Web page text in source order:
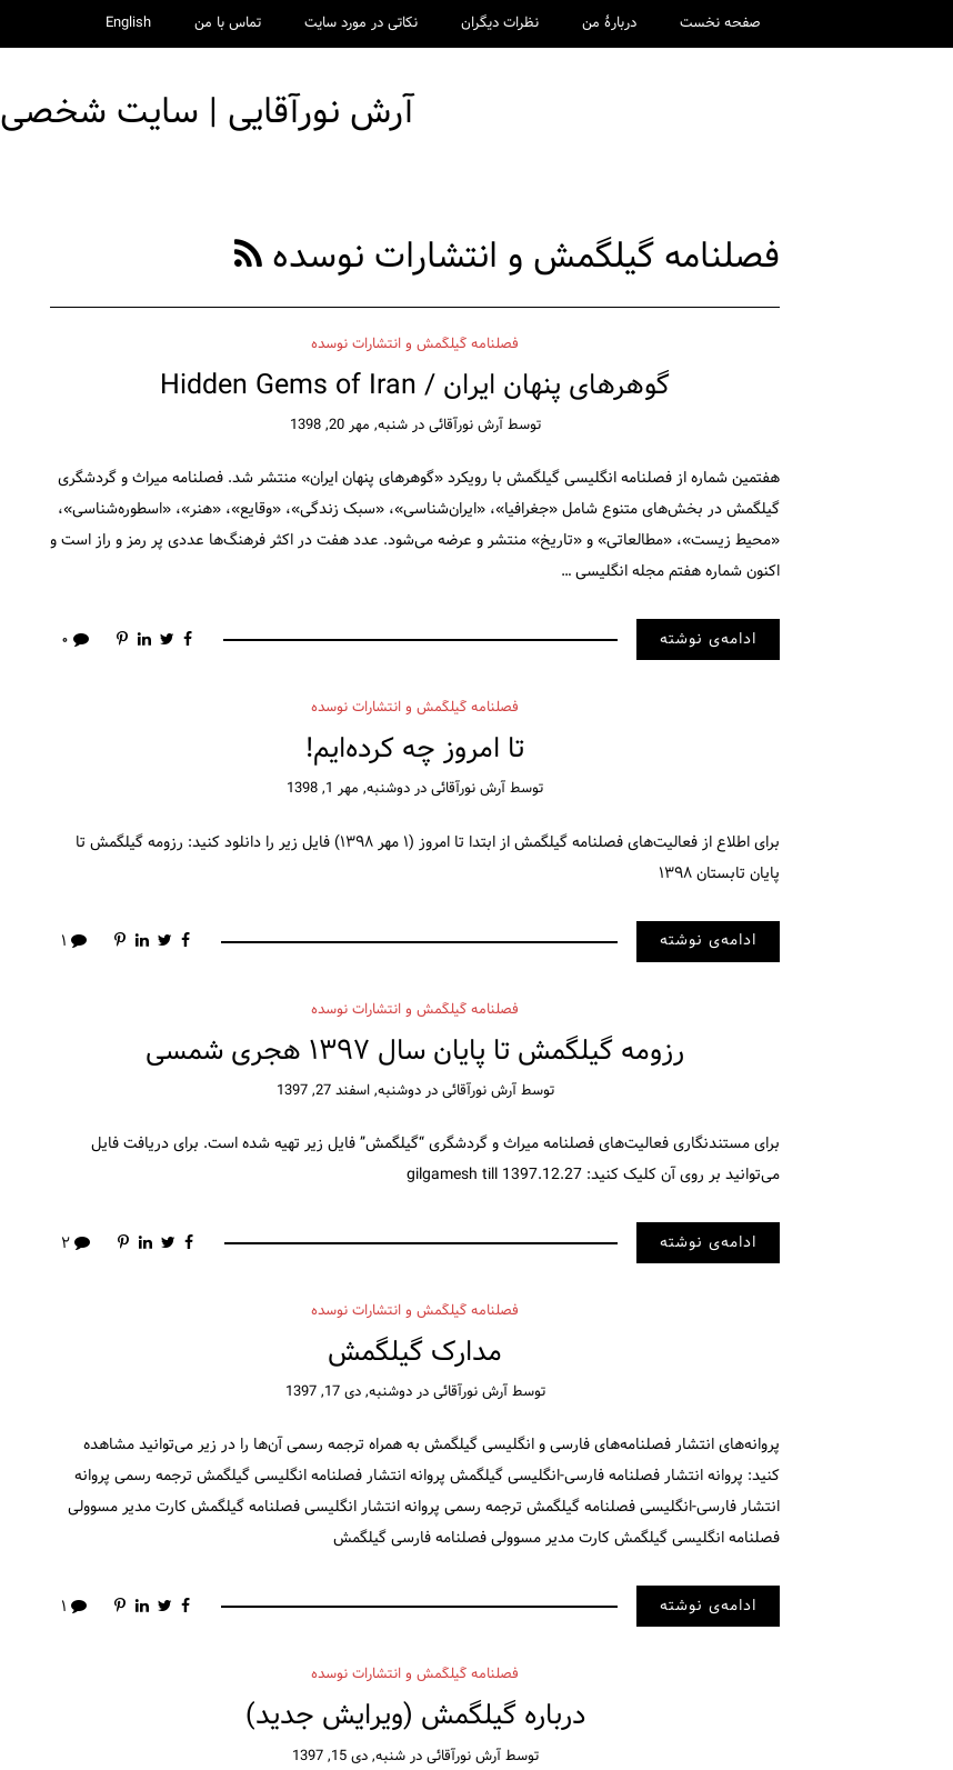
صفحه نخست دربارۀ من نظرات دیگران نکاتی در مورد سایت تماس با من English
آرش نورآقایی | سایت شخصی
فصلنامه گیلگمش و انتشارات نوسده
فصلنامه گیلگمش و انتشارات نوسده
گوهرهای پنهان ایران / Hidden Gems of Iran
توسطآرش نورآقائی درشنبه, مهر 20, 1398
هفتمین شماره از فصلنامه انگلیسی گیلگمش با رویکرد «گوهرهای پنهان ایران» منتشر شد. فصلنامه میراث و گردشگری
گیلگمش در بخش‌های متنوع شامل «جغرافیا»، «ایران‌شناسی»، «سبک زندگی»، «وقایع»، «هنر»، «اسطوره‌شناسی»،
«محیط زیست»، «مطالعاتی» و «تاریخ» منتشر و عرضه می‌شود. عدد هفت در اکثر فرهنگ‌ها عددی پر رمز و راز است و
اکنون شماره هفتم مجله انگلیسی …
ادامه‌ی نوشته ۰
فصلنامه گیلگمش و انتشارات نوسده
تا امروز چه کرده‌ایم!
توسطآرش نورآقائیدردوشنبه, مهر 1, 1398
برای اطلاع از فعالیت‌های فصلنامه گیلگمش از ابتدا تا امروز (۱ مهر ۱۳۹۸) فایل زیر را دانلود کنید: رزومه گیلگمش تا
پایان تابستان ۱۳۹۸
ادامه‌ی نوشته ۱
فصلنامه گیلگمش و انتشارات نوسده
رزومه گیلگمش تا پایان سال ۱۳۹۷ هجری شمسی
توسطآرش نورآقائی دردوشنبه, اسفند 27, 1397
برای مستندنگاری فعالیت‌های فصلنامه میراث و گردشگری “گیلگمش” فایل زیر تهیه شده است. برای دریافت فایل
می‌توانید بر روی آن کلیک کنید: gilgamesh till 1397.12.27
ادامه‌ی نوشته ۲
فصلنامه گیلگمش و انتشارات نوسده
مدارک گیلگمش
توسطآرش نورآقائی دردوشنبه, دی 17, 1397
پروانه‌های انتشار فصلنامه‌های فارسی و انگلیسی گیلگمش به همراه ترجمه رسمی آن‌ها را در زیر می‌توانید مشاهده
کنید: پروانه انتشار فصلنامه فارسی-انگلیسی گیلگمش پروانه انتشار فصلنامه انگلیسی گیلگمش ترجمه رسمی پروانه
انتشار فارسی-انگلیسی فصلنامه گیلگمش ترجمه رسمی پروانه انتشار انگلیسی فصلنامه گیلگمش کارت مدیر مسوولی
فصلنامه انگلیسی گیلگمش کارت مدیر مسوولی فصلنامه فارسی گیلگمش
ادامه‌ی نوشته ۱
فصلنامه گیلگمش و انتشارات نوسده
درباره گیلگمش (ویرایش جدید)
توسطآرش نورآقائی درشنبه, دی 15, 1397